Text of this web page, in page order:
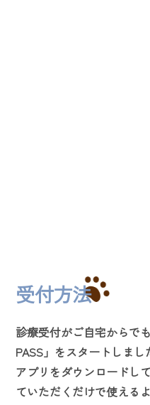
受付方法
診療受付がご自宅からで
PASS」をスタートしまし
アプリをダウンロードし
ていただくだけで使える